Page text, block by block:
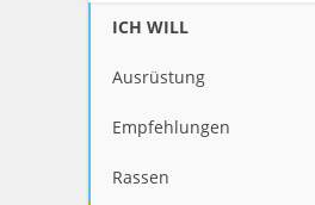
ICH WILL
Ausrüstung
Empfehlungen
Rassen